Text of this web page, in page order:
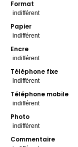
Format
Papier
Encre
Téléphone fixe
Téléphone mobile
Photo
Commentaire